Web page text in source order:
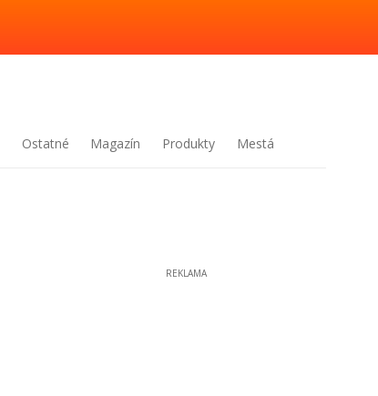
Ostatné Magazín Produkty Mestá
REKLAMA